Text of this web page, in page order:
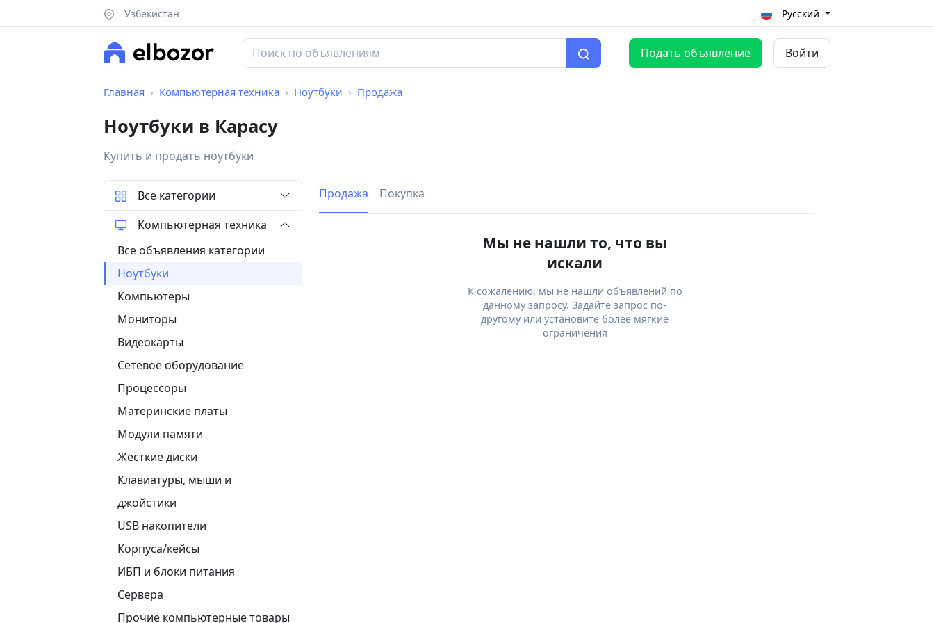
Узбекистан Русский
Подать объявление Войти
Главная Компьютерная техника Ноутбуки Продажа
Ноутбуки в Карасу
Купить и продать ноутбуки
Продажа Покупка
Мы не нашли то, что вы
искали
К сожалению, мы не нашли объявлений по
данному запросу. Задайте запрос по-
другому или установите более мягкие
ограничения
Все категории
Компьютерная техника
Все объявления категории
Ноутбуки
Компьютеры
Мониторы
Видеокарты
Сетевое оборудование
Процессоры
Материнские платы
Модули памяти
Жёсткие диски
Клавиатуры, мыши и
джойстики
USB накопители
Корпуса/кейсы
ИБП и блоки питания
Сервера
Прочие компьютерные товары